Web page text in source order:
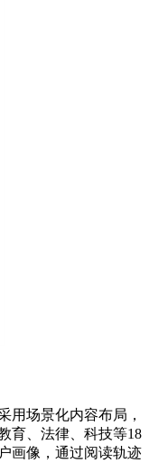
用场景化内容布局，
育、法律、科技等18
画像，通过阅读轨迹